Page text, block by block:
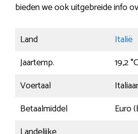
bieden we ook uitgebreide info
Land
Italië
Jaartemp.
19,2 °C
Voertaal
Betaalmiddel
Euro